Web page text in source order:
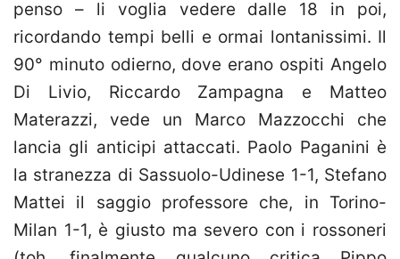
penso – li voglia vedere dalle 18 in poi,
ricordando tempi belli e ormai lontanissimi. Il
90° minuto odierno, dove erano ospiti Angelo
Di Livio, Riccardo Zampagna e Matteo
Materazzi, vede un Marco Mazzocchi che
lancia gli anticipi attaccati. Paolo Paganini è
la stranezza di Sassuolo-Udinese 1-1, Stefano
Mattei il saggio professore che, in Torino-
Milan 1-1, è giusto ma severo con i rossoneri